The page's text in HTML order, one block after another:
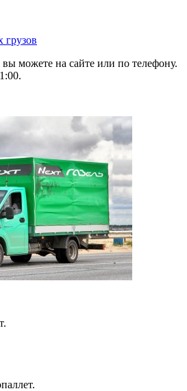
грузов
вы можете на сайте или по телефону.